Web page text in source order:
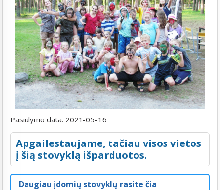
Pasiūlymo data: 2021-05-16
Apgailestaujame, tačiau visos vietos
į šią stovyklą išparduotos.
Daugiau įdomių stovyklų rasite čia